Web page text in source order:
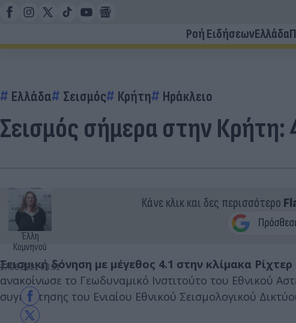
Ροή ΕιδήσεωνΕλλάδα
Ελλάδα Σεισμός Κρήτη Ηράκλειο
Σεισμός σήμερα στην Κρήτη:
Έλλη
Κομνηνού
17.06.2021 08:31
Κάνε κλικ και δες περισσότερο
Σεισμική δόνηση με μέγεθος 4.1 στην κλίμακα Ρίχτερ
ανακοίνωσε το Γεωδυναμικό Ινστιτούτο του Εθνικού
συγκρότησης του Ενιαίου Εθνικού Σεισμολογικού